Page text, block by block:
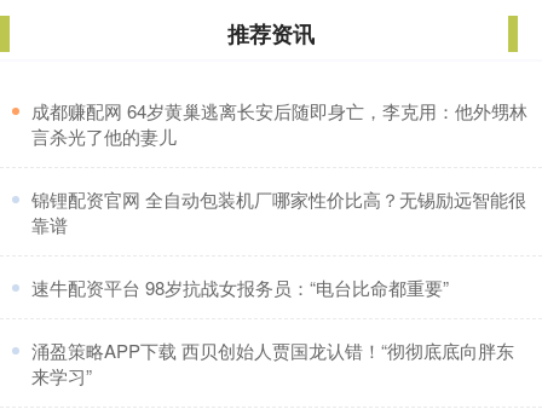
推荐资讯
​成都赚配网 64岁黄巢逃离长安后随即身亡，李克用：他外甥林
言杀光了他的妻儿
​锦锂配资官网 全自动包装机厂哪家性价比高？无锡励远智能很
靠谱
​速牛配资平台 98岁抗战女报务员：“电台比命都重要”
​涌盈策略APP下载 西贝创始人贾国龙认错！“彻彻底底向胖东
来学习”